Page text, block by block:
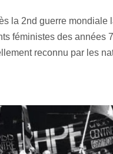
la 2nd guerre
féministes des années
reconnu par les